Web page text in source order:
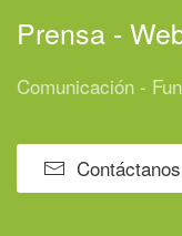
Prensa -
Comunicación -
Contáctanos